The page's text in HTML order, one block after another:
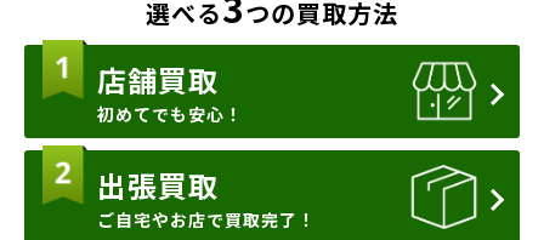
選べる つの買取方法
店舗買取
初めてでも安心！
出張買取
ご自宅やお店で買取完了！